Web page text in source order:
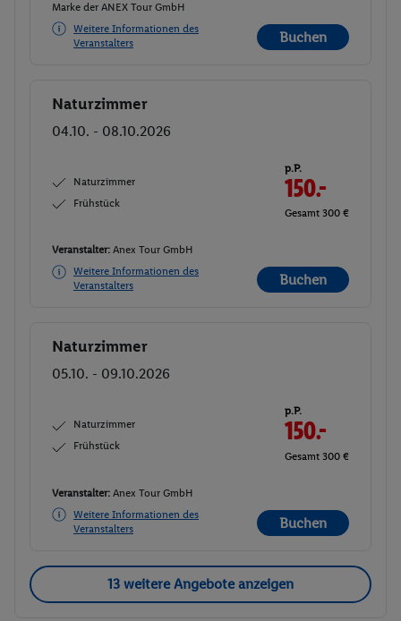
Marke der ANEX Tour GmbH
Weitere Informationen des
Veranstalters
Buchen
Buchen
Naturzimmer
04.10. - 08.10.2026
Naturzimmer
Frühstück
p.P.
150.-
Gesamt 300 €
Veranstalter: Anex Tour GmbH
Weitere Informationen des
Veranstalters
Buchen
Buchen
Naturzimmer
05.10. - 09.10.2026
Naturzimmer
Frühstück
p.P.
150.-
Gesamt 300 €
Veranstalter: Anex Tour GmbH
Weitere Informationen des
Veranstalters
Buchen
13 weitere Angebote anzeigen